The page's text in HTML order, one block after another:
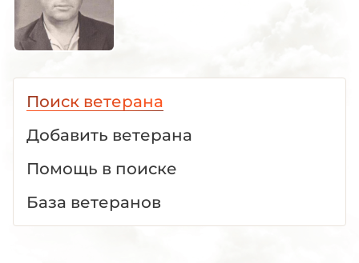
Поиск ветерана
Добавить ветерана
Помощь в поиске
База ветеранов